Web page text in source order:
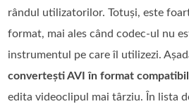
rândul utilizatorilor. Totuși, este
format, mai ales când codec‑ul nu
instrumentul pe care îl utilizezi.
convertești AVI în format
edita videoclipul mai târziu. În lista